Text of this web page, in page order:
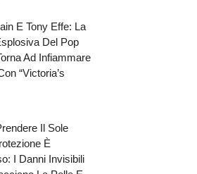
E Tony Effe: La
Del Pop
Ad Infiammare
“Victoria’s
Il Sole
È
I Danni Invisibili